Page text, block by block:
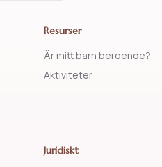
Resurser
Är mitt barn beroende?
Aktiviteter
Juridiskt